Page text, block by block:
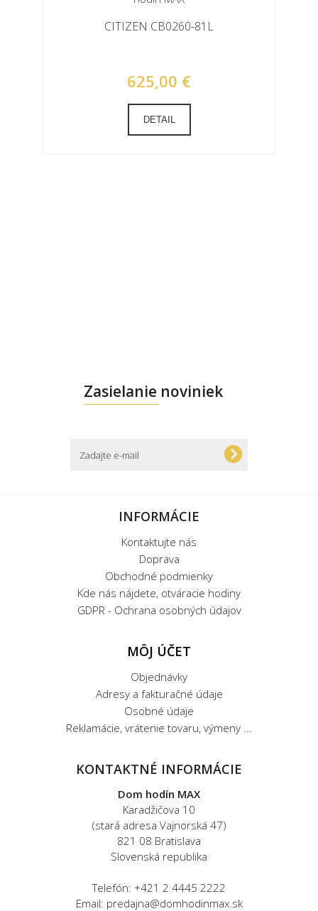
CITIZEN CB0260-81L
625,00 €
DETAIL
Zasielanie noviniek
INFORMÁCIE
Kontaktujte nás
Doprava
Obchodné podmienky
Kde nás nájdete, otváracie hodiny
GDPR - Ochrana osobných údajov
MÔJ ÚČET
Objednávky
Adresy a fakturačné údaje
Osobné údaje
Reklamácie, vrátenie tovaru, výmeny ...
KONTAKTNÉ INFORMÁCIE
Dom hodín MAX
Karadžičova 10
(stará adresa Vajnorská 47)
821 08 Bratislava
Slovenská republika
Telefón: +421 2 4445 2222
Email: predajna@domhodinmax.sk